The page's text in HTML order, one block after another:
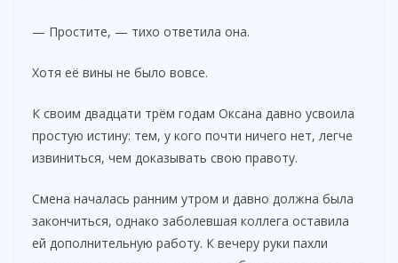
d
e
o
— Простите, — тихо ответила она.
Хотя её вины не было вовсе.
К своим двадцати трём годам Оксана давно усвоила
простую истину: тем, у кого почти ничего нет, легче
извиниться, чем доказывать свою правоту.
Смена началась ранним утром и давно должна была
закончиться, однако заболевшая коллега оставила
ей дополнительную работу. К вечеру руки пахли